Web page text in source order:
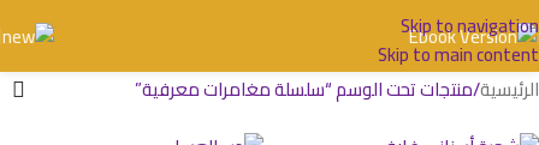
Skip to navigation
Skip to main content
الرئيسية منتجات تحت الوسم “سلسلة مغامرات معرفية”